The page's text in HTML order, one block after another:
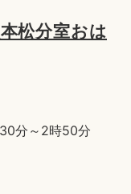
松分室おは
分～2時50分